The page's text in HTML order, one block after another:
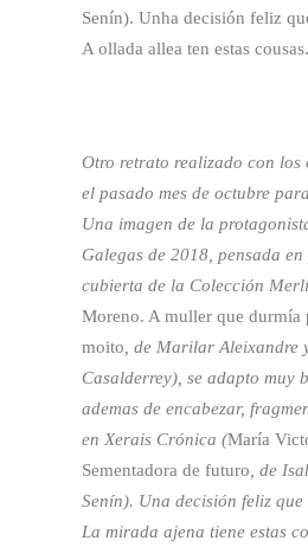
Senín). Unha decisión feliz
A ollada allea ten estas
Otro retrato realizado con los
el pasado mes de octubre
Una imagen de la
Galegas de 2018, pensada
cubierta de la Colección
Moreno. A muller que durmía
moito , de Marilar Aleixandre
Casalderrey), se adapto muy
ademas de encabezar,
en Xerais Crónica (María
Sementadora de futuro , de
Senín). Una decisión feliz
La mirada ajena tiene estas